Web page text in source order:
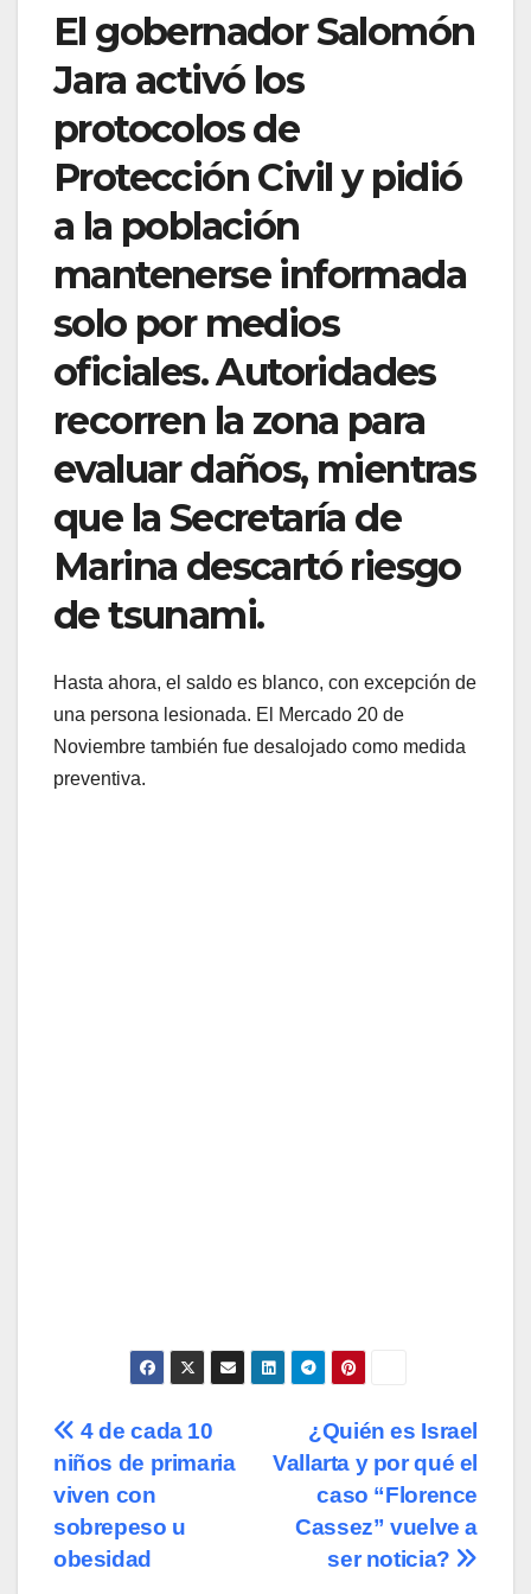
El gobernador Salomón
Jara activó los
protocolos de
Protección Civil y pidió
a la población
mantenerse informada
solo por medios
oficiales. Autoridades
recorren la zona para
evaluar daños, mientras
que la Secretaría de
Marina descartó riesgo
de tsunami.
Hasta ahora, el saldo es blanco, con excepción de
una persona lesionada. El Mercado 20 de
Noviembre también fue desalojado como medida
preventiva.
Navegación
de
entradas
¿Quién es Israel
Vallarta y por qué el
caso “Florence
Cassez” vuelve a
ser noticia?
4 de cada 10
niños de primaria
viven con
sobrepeso u
obesidad